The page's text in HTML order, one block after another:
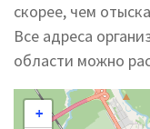
скорее, чем
Все адреса
области можно
+